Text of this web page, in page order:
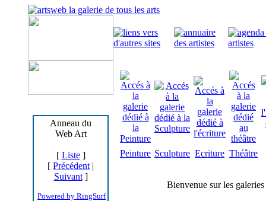
Anneau du
Web Art
[ Liste]
[ Précédent |
Suivant]
Powered by RingSurf
Peinture Sculpture Ecriture Théâtre
Bienvenue sur les